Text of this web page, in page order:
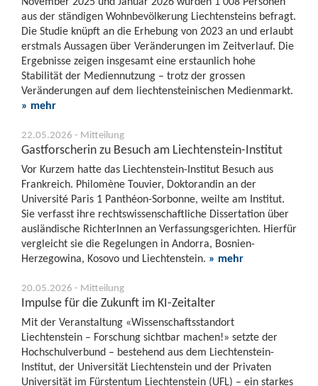
aus der ständigen Wohnbevölkerung Liechtensteins befragt.
Die Studie knüpft an die Erhebung von 2023 an und erlaubt
erstmals Aussagen über Veränderungen im Zeitverlauf. Die
Ergebnisse zeigen insgesamt eine erstaunlich hohe
Stabilität der Mediennutzung – trotz der grossen
Veränderungen auf dem liechtensteinischen Medienmarkt.
» mehr
22.05.2026 - Mitteilung
Gastforscherin zu Besuch am Liechtenstein-Institut
Vor Kurzem hatte das Liechtenstein-Institut Besuch aus
Frankreich. Philomène Touvier, Doktorandin an der
Université Paris 1 Panthéon-Sorbonne, weilte am Institut.
Sie verfasst ihre rechtswissenschaftliche Dissertation über
ausländische RichterInnen an Verfassungsgerichten. Hierfür
vergleicht sie die Regelungen in Andorra, Bosnien-
Herzegowina, Kosovo und Liechtenstein. » mehr
20.05.2026 - Mitteilung
Impulse für die Zukunft im KI-Zeitalter
Mit der Veranstaltung «Wissenschaftsstandort
Liechtenstein – Forschung sichtbar machen!» setzte der
Hochschulverbund – bestehend aus dem Liechtenstein-
Institut, der Universität Liechtenstein und der Privaten
Universität im Fürstentum Liechtenstein (UFL) – ein starkes